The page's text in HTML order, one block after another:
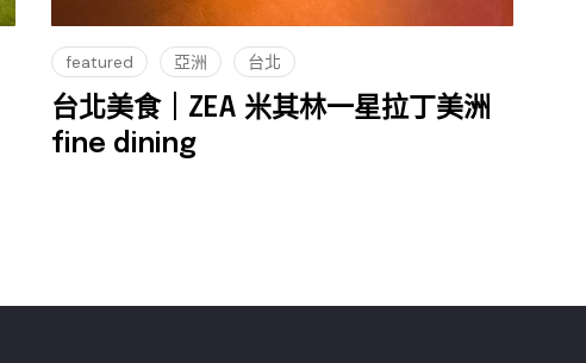
featured 亞洲 台北
台北美食｜ZEA 米其林一星拉丁美洲
fine dining